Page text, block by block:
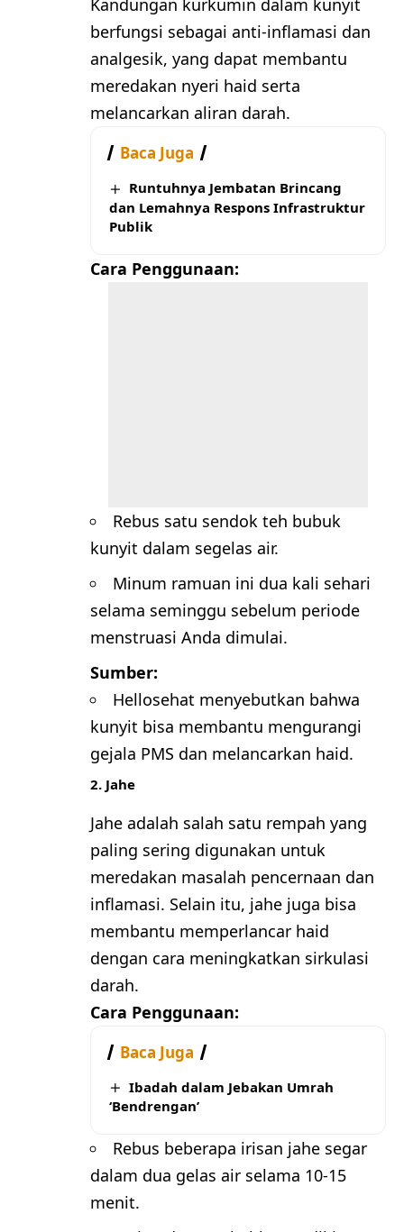
Kandungan kurkumin dalam kunyit
berfungsi sebagai anti-inflamasi dan
analgesik, yang dapat membantu
meredakan nyeri haid serta
melancarkan aliran darah.
Baca Juga
Runtuhnya Jembatan Brincang
dan Lemahnya Respons Infrastruktur
Publik
Cara Penggunaan:
Rebus satu sendok teh bubuk
kunyit dalam segelas air.
Minum ramuan ini dua kali sehari
selama seminggu sebelum periode
menstruasi Anda dimulai.
Sumber:
Hellosehat menyebutkan bahwa
kunyit bisa membantu mengurangi
gejala PMS dan melancarkan haid.
2. Jahe
Jahe adalah salah satu rempah yang
paling sering digunakan untuk
meredakan masalah pencernaan dan
inflamasi. Selain itu, jahe juga bisa
membantu memperlancar haid
dengan cara meningkatkan sirkulasi
darah.
Cara Penggunaan:
Baca Juga
Ibadah dalam Jebakan Umrah
‘Bendrengan’
Rebus beberapa irisan jahe segar
dalam dua gelas air selama 10-15
menit.